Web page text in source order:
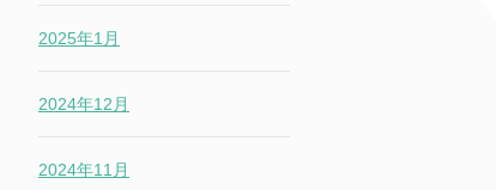
2025年1月
2024年12月
2024年11月